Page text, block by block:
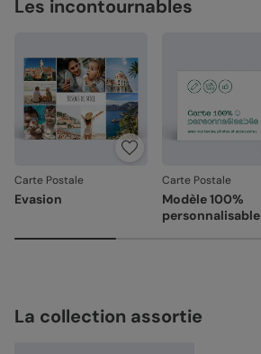
Les incontournables
Carte Postale
Evasion
Carte Postale
Modèle 100%
personnalisable
La collection assortie